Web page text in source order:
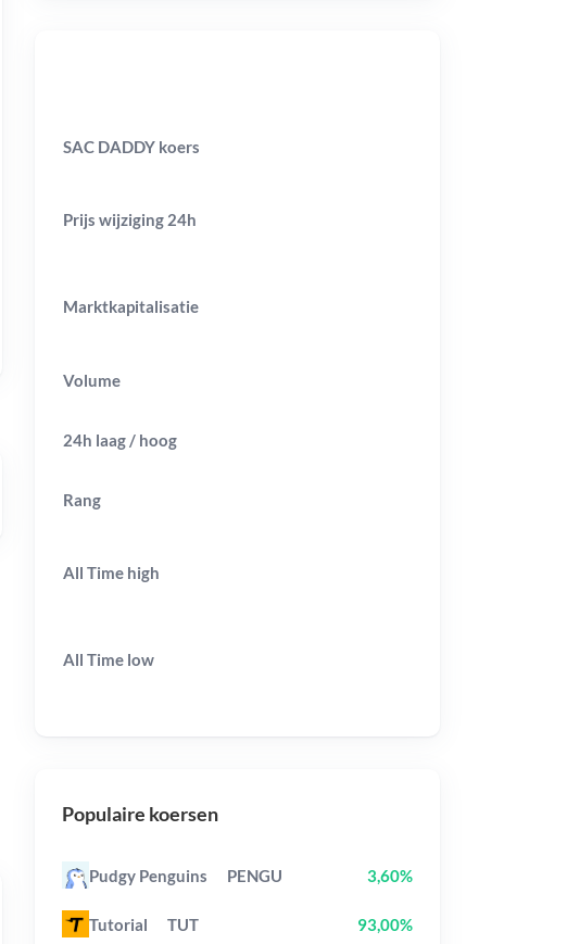
SAC DADDY koers
Prijs wijziging 24h
Marktkapitalisatie
Volume
24h laag / hoog
Rang
All Time high
All Time low
Populaire koersen
Pudgy Penguins PENGU 3,60%
Tutorial TUT 93,00%